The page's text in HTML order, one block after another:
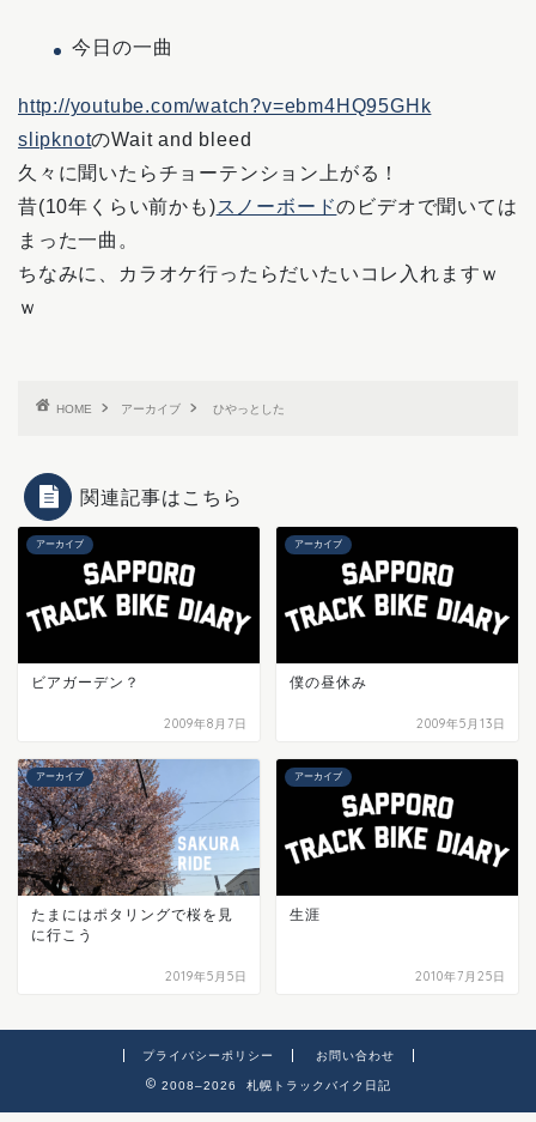
今日の一曲
http://youtube.com/watch?v=ebm4HQ95GHk
slipknotのWait and bleed
久々に聞いたらチョーテンション上がる！
昔(10年くらい前かも)スノーボードのビデオで聞いては
まった一曲。
ちなみに、カラオケ行ったらだいたいコレ入れますｗ
ｗ
HOME アーカイブ ひやっとした
関連記事はこちら
アーカイブ
ビアガーデン？
2009年8月7日
アーカイブ
僕の昼休み
2009年5月13日
アーカイブ
たまにはポタリングで桜を見
に行こう
2019年5月5日
アーカイブ
生涯
2010年7月25日
プライバシーポリシー お問い合わせ
2008–2026 札幌トラックバイク日記